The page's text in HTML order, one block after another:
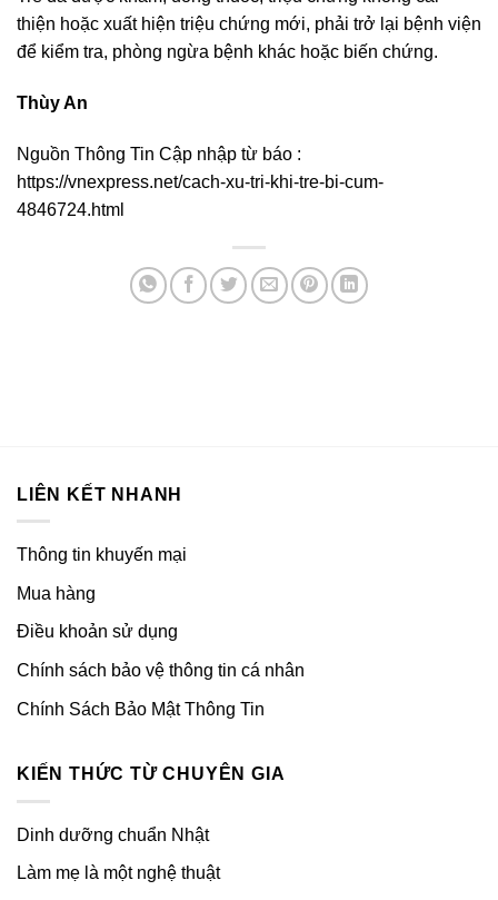
thiện hoặc xuất hiện triệu chứng mới, phải trở lại bệnh viện
để kiểm tra, phòng ngừa bệnh khác hoặc biến chứng.
Thùy An
Nguồn Thông Tin Cập nhập từ báo :
https://vnexpress.net/cach-xu-tri-khi-tre-bi-cum-
4846724.html
LIÊN KẾT NHANH
Thông tin khuyến mại
Mua hàng
Điều khoản sử dụng
Chính sách bảo vệ thông tin cá nhân
Chính Sách Bảo Mật Thông Tin
KIẾN THỨC TỪ CHUYÊN GIA
Dinh dưỡng chuẩn Nhật
Làm mẹ là một nghệ thuật